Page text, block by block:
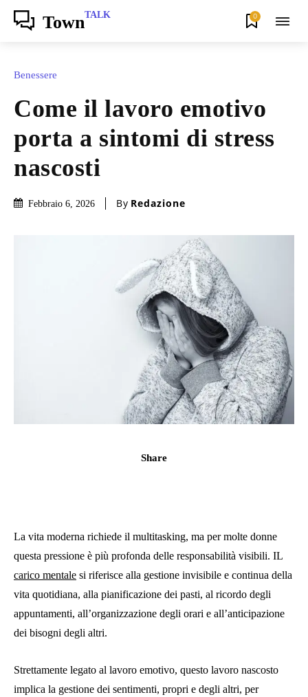
TownTALK 0
Benessere
Come il lavoro emotivo
porta a sintomi di stress
nascosti
Febbraio 6, 2026 By Redazione
Share
La vita moderna richiede il multitasking, ma per molte donne
questa pressione è più profonda delle responsabilità visibili. IL
carico mentale si riferisce alla gestione invisibile e continua della
vita quotidiana, alla pianificazione dei pasti, al ricordo degli
appuntamenti, all’organizzazione degli orari e all’anticipazione
dei bisogni degli altri.
Strettamente legato al lavoro emotivo, questo lavoro nascosto
implica la gestione dei sentimenti, propri e degli altri, per